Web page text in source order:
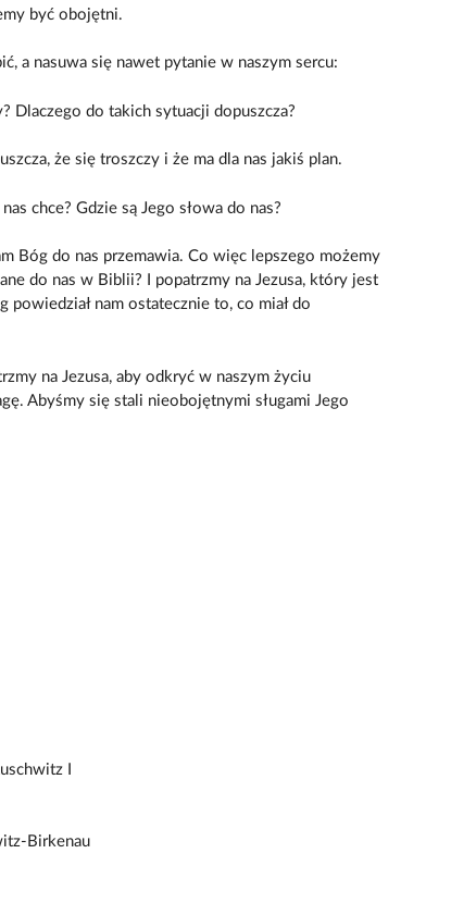
być obojętni.
a nasuwa się nawet pytanie w naszym sercu:
Dlaczego do takich sytuacji dopuszcza?
że się troszczy i że ma dla nas jakiś plan.
chce? Gdzie są Jego słowa do nas?
Bóg do nas przemawia. Co więc lepszego możemy
do nas w Biblii? I popatrzmy na Jezusa, który jest
nam ostatecznie to, co miał do
na Jezusa, aby odkryć w naszym życiu
Abyśmy się stali nieobojętnymi sługami Jego
I
Birkenau